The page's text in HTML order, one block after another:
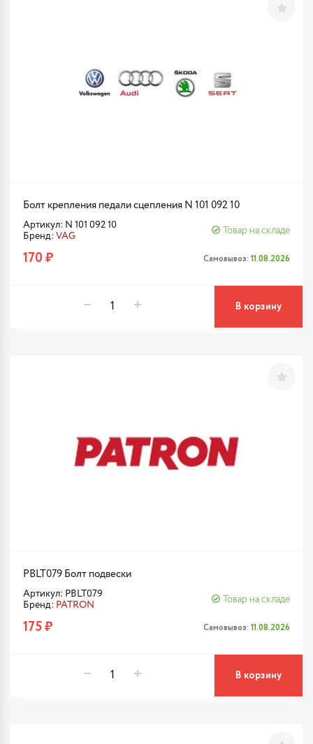
Болт крепления педали сцепления N 101 092 10
Артикул: N 101 092 10
Бренд: VAG
Товар на складе
170 ₽ Самовывоз: 11.08.2026
В корзину
PBLT079 Болт подвески
Артикул: PBLT079
Бренд: PATRON
Товар на складе
175 ₽ Самовывоз: 11.08.2026
В корзину